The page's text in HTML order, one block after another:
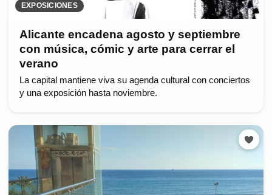
EXPOSICIONES
Alicante encadena agosto y septiembre
con música, cómic y arte para cerrar el
verano
La capital mantiene viva su agenda cultural con conciertos
y una exposición hasta noviembre.